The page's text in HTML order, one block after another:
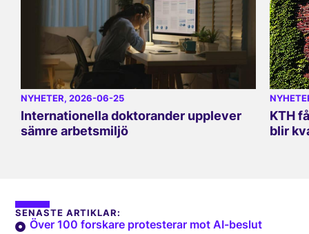
NYHETER, 2026-06-25
Internationella doktorander upplever
sämre arbetsmiljö
KTH
blir
SENASTE ARTIKLAR:
Över 100 forskare protesterar mot AI-beslut